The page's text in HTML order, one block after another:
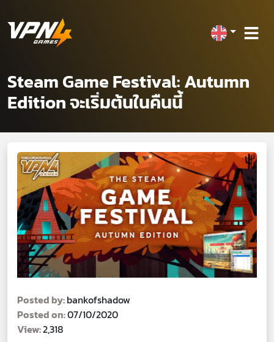
Steam Game Festival: Autumn
Edition จะเริ่มต้นในคืนนี้
Posted by:bankofshadow
Posted on:07/10/2020
View:2,318